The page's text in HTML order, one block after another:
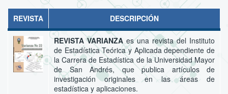
REVISTA DESCRIPCIÓN
REVISTA VARIANZA es una revista del Instituto
de Estadística Teórica y Aplicada dependiente de
la Carrera de Estadística de la Universidad Mayor
de San Andrés, que publica artículos de
investigación originales en las áreas de
estadística y aplicaciones.